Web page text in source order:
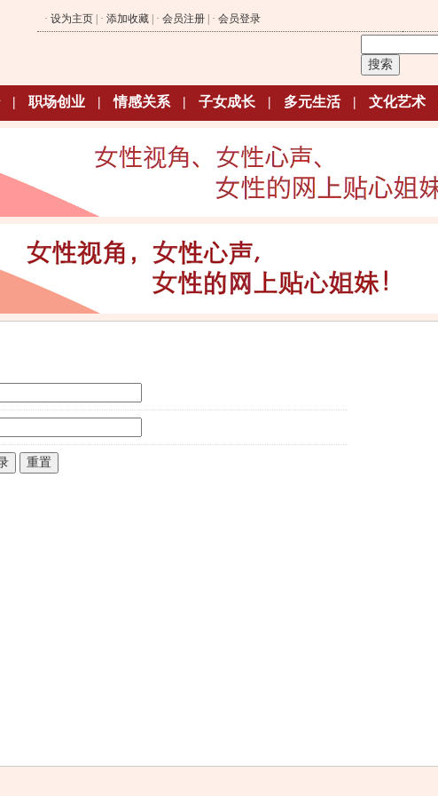
· 设为主页 | · 添加收藏 | · 会员注册 | · 会员登录
| 职场创业 | 情感关系 | 子女成长 | 多元生活 | 文化艺术